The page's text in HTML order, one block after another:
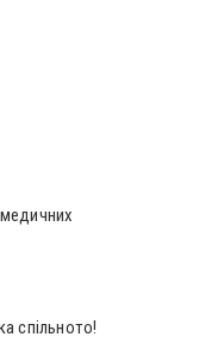
спільното!